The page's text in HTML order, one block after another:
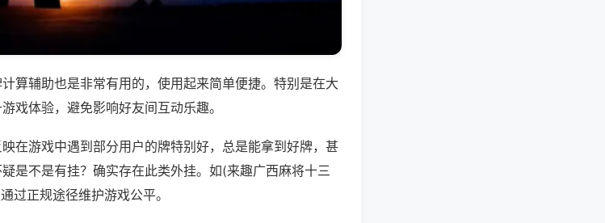
算辅助也是非常有用的，使用起来简单便捷。特别是在大
戏体验，避免影响好友间互动乐趣。
在游戏中遇到部分用户的牌特别好，总是能拿到好牌，甚
是不是有挂？确实存在此类外挂。如(来趣广西麻将十三
过正规途径维护游戏公平。